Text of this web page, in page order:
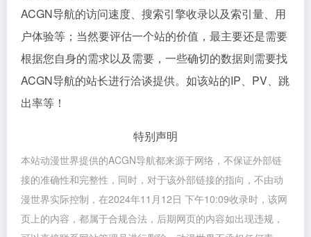
ACGN导航的访问速度、搜索引擎收录以及索引量、用
户体验等；当然要评估一个站的价值，最主要还是需要
根据您自身的需求以及需要，一些确切的数据则需要找
ACGN导航的站长进行洽谈提供。如该站的IP、PV、跳
出率等！
特别声明
本站动漫世界提供的ACGN导航都来源于网络，不保证外部链
接的准确性和完整性，同时，对于该外部链接的指向，不由动
漫世界实际控制，在2024年11月12日 下午10:09收录时，该网
页上的内容，都属于合规合法，后期网页的内容如出现违规，